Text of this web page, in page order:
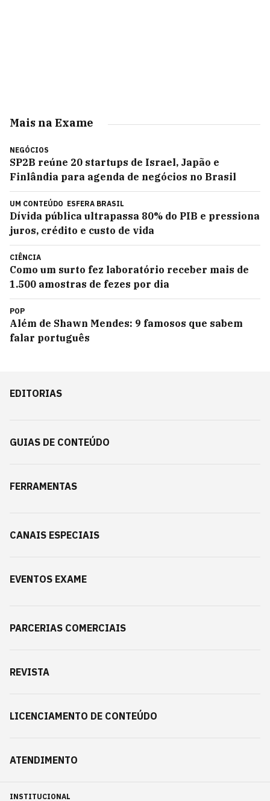
Mais na Exame
NEGÓCIOS
SP2B reúne 20 startups de Israel, Japão e
Finlândia para agenda de negócios no Brasil
UM CONTEÚDO ESFERA BRASIL
Dívida pública ultrapassa 80% do PIB e pressiona
juros, crédito e custo de vida
CIÊNCIA
Como um surto fez laboratório receber mais de
1.500 amostras de fezes por dia
POP
Além de Shawn Mendes: 9 famosos que sabem
falar português
EDITORIAS
GUIAS DE CONTEÚDO
FERRAMENTAS
CANAIS ESPECIAIS
EVENTOS EXAME
PARCERIAS COMERCIAIS
REVISTA
LICENCIAMENTO DE CONTEÚDO
ATENDIMENTO
INSTITUCIONAL